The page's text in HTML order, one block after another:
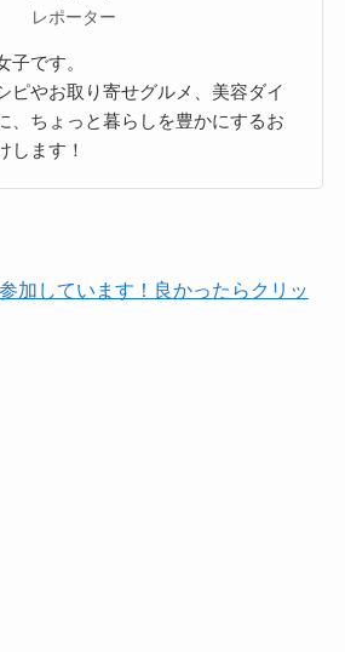
レポーター
子です。
ピやお取り寄せグルメ、美容ダイ
、ちょっと暮らしを豊かにするお
します！
加しています！良かったらクリッ